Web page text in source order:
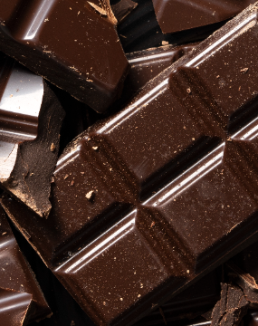
Что Избыточное
Умер Из-За Изменения
Квартиры: Разбираем Ключевые